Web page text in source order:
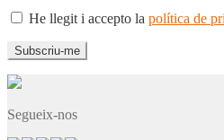
He llegit i accepto la política de
Segueix-nos